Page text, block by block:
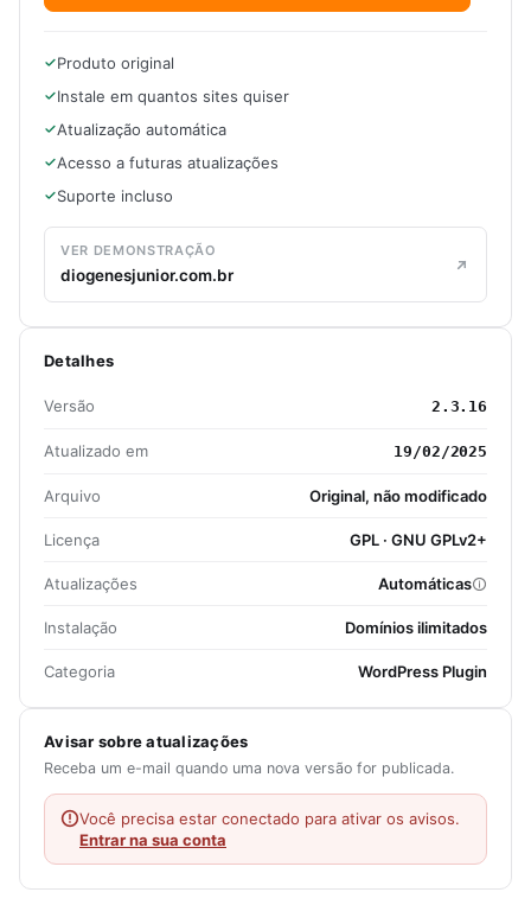
Produto original
Instale em quantos sites quiser
Atualização automática
Acesso a futuras atualizações
Suporte incluso
VER DEMONSTRAÇÃO
diogenesjunior.com.br
Detalhes
Versão 2.3.16
Atualizado em 19/02/2025
Arquivo Original, não modificado
Licença GPL · GNU GPLv2+
Atualizações Automáticas
Instalação Domínios ilimitados
Categoria WordPress Plugin
Avisar sobre atualizações
Receba um e-mail quando uma nova versão for publicada.
Você precisa estar conectado para ativar os avisos.
Entrar na sua conta